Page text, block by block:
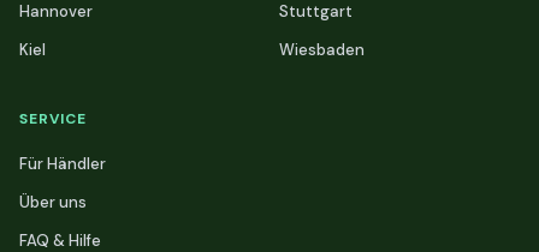
Hannover
Kiel
Stuttgart
Wiesbaden
SERVICE
Für Händler
Über uns
FAQ & Hilfe